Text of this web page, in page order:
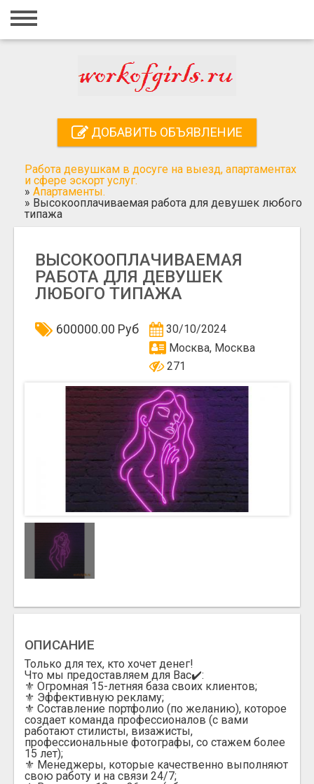
Главная
Регистрация
Добавить объявление
Поиск
ДОБАВИТЬ ОБЪЯВЛЕНИЕ
Работа девушкам в досуге на выезд, апартаментах
и сфере эскорт услуг.
» Апартаменты.
» Высокооплачиваемая работа для девушек любого
типажа
ВЫСОКООПЛАЧИВАЕМАЯ
РАБОТА ДЛЯ ДЕВУШЕК
ЛЮБОГО ТИПАЖА
600000.00 Руб
30/10/2024
Москва, Москва
271
ОПИСАНИЕ
Только для тех, кто хочет денег!
Что мы предоставляем для Вас✔️:
⚜️ Огромная 15-летняя база своих клиентов;
⚜️ Эффективную рекламу;
⚜️ Составление портфолио (по желанию), которое
создает команда профессионалов (с вами
работают стилисты, визажисты,
профессиональные фотографы, со стажем более
15 лет);
⚜️ Менеджеры, которые качественно выполняют
свою работу и на связи 24/7;